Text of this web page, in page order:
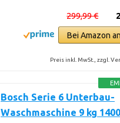
299,99 €
Bei Amazon
Preis inkl. MwSt., zzgl.
Bosch Serie 6 Unterbau-
Waschmaschine 9 kg